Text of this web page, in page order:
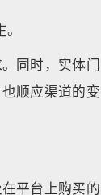
同时，实体门
顺应渠道的变
平台上购买的